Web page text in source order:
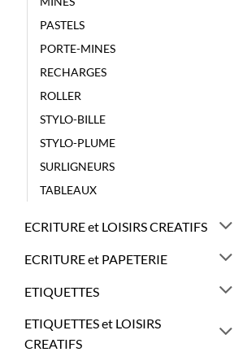
PASTELS
PORTE-MINES
RECHARGES
ROLLER
STYLO-BILLE
STYLO-PLUME
SURLIGNEURS
TABLEAUX
ECRITURE et LOISIRS CREATIFS
ECRITURE et PAPETERIE
ETIQUETTES
ETIQUETTES et LOISIRS
CREATIFS